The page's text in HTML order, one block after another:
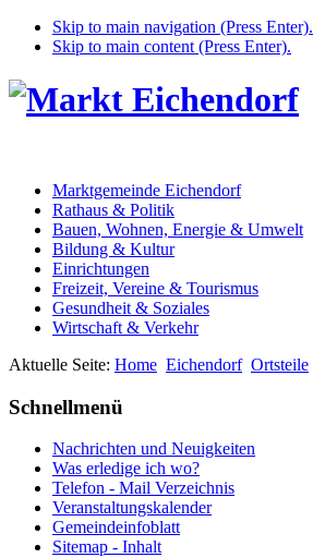
Skip to main navigation (Press Enter).
Skip to main content (Press Enter).
Marktgemeinde Eichendorf
Rathaus & Politik
Bauen, Wohnen, Energie & Umwelt
Bildung & Kultur
Einrichtungen
Freizeit, Vereine & Tourismus
Gesundheit & Soziales
Wirtschaft & Verkehr
Aktuelle Seite: Home Eichendorf Ortsteile
Schnellmenü
Nachrichten und Neuigkeiten
Was erledige ich wo?
Telefon - Mail Verzeichnis
Veranstaltungskalender
Gemeindeinfoblatt
Sitemap - Inhalt